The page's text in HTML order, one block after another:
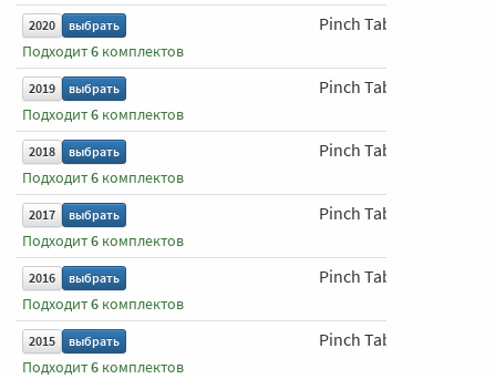
2020 выбрать
Подходит6 комплектов
Pinch Tab
2019 выбрать
Подходит6 комплектов
Pinch Tab
2018 выбрать
Подходит6 комплектов
Pinch Tab
2017 выбрать
Подходит6 комплектов
Pinch Tab
2016 выбрать
Подходит6 комплектов
Pinch Tab
2015 выбрать
Подходит6 комплектов
Pinch Tab